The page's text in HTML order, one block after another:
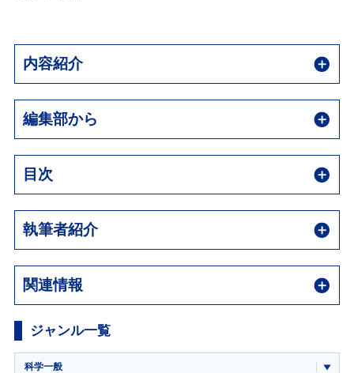
内容紹介
編集部から
目次
執筆者紹介
関連情報
ジャンル一覧
科学一般